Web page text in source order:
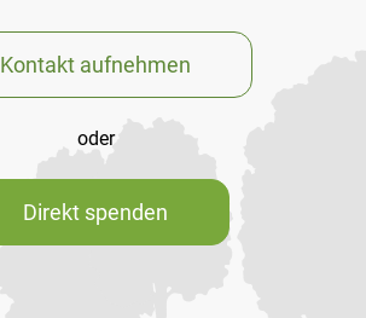
Kontakt aufnehmen
oder
Direkt spenden